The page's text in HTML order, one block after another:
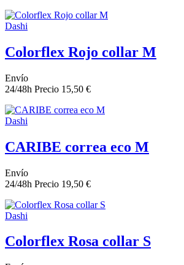
Dashi
Colorflex Rojo collar M
Envío
24/48h Precio 15,50 €
Dashi
CARIBE correa eco M
Envío
24/48h Precio 19,50 €
Dashi
Colorflex Rosa collar S